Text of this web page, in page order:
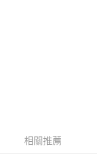
退>
相關推薦